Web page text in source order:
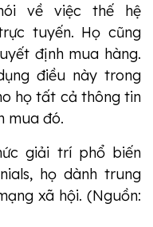
về việc thế hệ
tuyến. Họ cũng
định mua hàng.
điều này trong
họ tất cả thông tin
mua đó.
giải trí phổ biến
họ dành trung
xã hội. (Nguồn: